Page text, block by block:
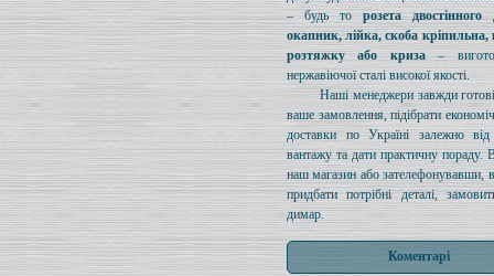
– будь то розета двостінного
окапник, лійка, скоба кріпильна,
розтяжку або криза–
нержавіючої сталі високої якості.
Наші менеджери завжди
ваше замовлення, підібрати
доставки по Україні залежно від
вантажу та дати практичну пораду.
наш магазин або зателефонувавши,
придбати потрібні деталі,
димар.
Коментарі